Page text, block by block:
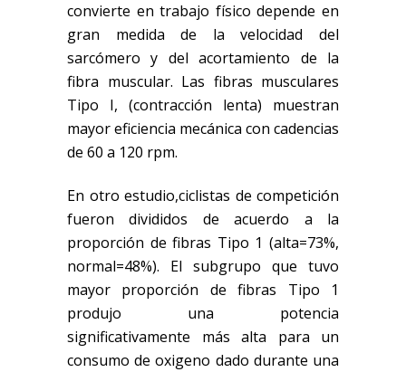
convierte en trabajo físico depende en
gran medida de la velocidad del
sarcómero y del acortamiento de la
fibra muscular. Las fibras musculares
Tipo I, (contracción lenta) muestran
mayor eficiencia mecánica con cadencias
de 60 a 120 rpm.
En otro estudio,ciclistas de competición
fueron divididos de acuerdo a la
proporción de fibras Tipo 1 (alta=73%,
normal=48%). El subgrupo que tuvo
mayor proporción de fibras Tipo 1
produjo una potencia
significativamente más alta para un
consumo de oxigeno dado durante una